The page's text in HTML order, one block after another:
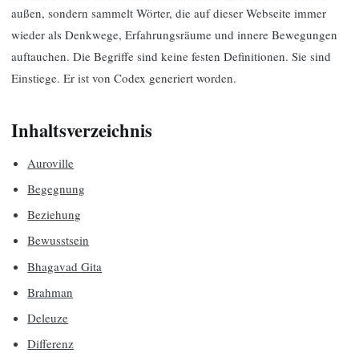
außen, sondern sammelt Wörter, die auf dieser Webseite immer
wieder als Denkwege, Erfahrungsräume und innere Bewegungen
auftauchen. Die Begriffe sind keine festen Definitionen. Sie sind
Einstiege. Er ist von Codex generiert worden.
Inhaltsverzeichnis
Auroville
Begegnung
Beziehung
Bewusstsein
Bhagavad Gita
Brahman
Deleuze
Differenz